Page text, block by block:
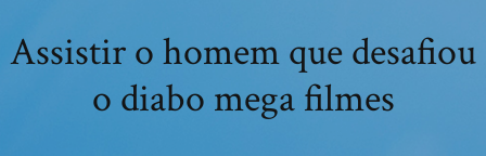
Assistir o homem que desafiou
o diabo mega filmes